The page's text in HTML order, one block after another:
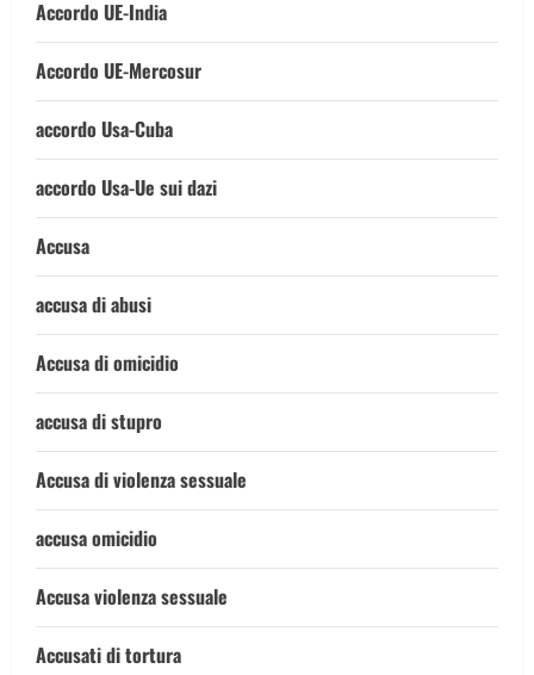
Accordo UE-India
Accordo UE-Mercosur
accordo Usa-Cuba
accordo Usa-Ue sui dazi
Accusa
accusa di abusi
Accusa di omicidio
accusa di stupro
Accusa di violenza sessuale
accusa omicidio
Accusa violenza sessuale
Accusati di tortura